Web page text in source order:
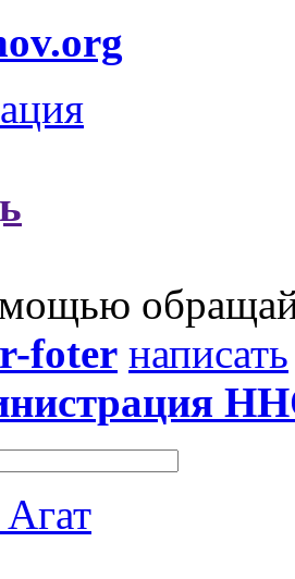
foter написать